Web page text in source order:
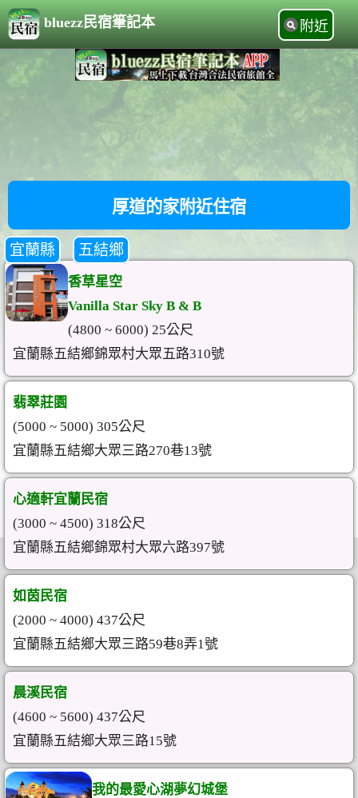
bluezz民宿筆記本 附近
厚道的家附近住宿
宜蘭縣 五結鄉
香草星空
Vanilla Star Sky B & B
(4800 ~ 6000) 25公尺
宜蘭縣五結鄉錦眾村大眾五路310號
翡翠莊園
(5000 ~ 5000) 305公尺
宜蘭縣五結鄉大眾三路270巷13號
心適軒宜蘭民宿
(3000 ~ 4500) 318公尺
宜蘭縣五結鄉錦眾村大眾六路397號
如茵民宿
(2000 ~ 4000) 437公尺
宜蘭縣五結鄉大眾三路59巷8弄1號
晨溪民宿
(4600 ~ 5600) 437公尺
宜蘭縣五結鄉大眾三路15號
我的最愛心湖夢幻城堡